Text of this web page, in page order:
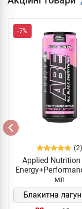
-7%
(2)
Applied Nutrition
мл